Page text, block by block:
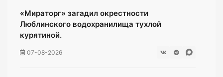
«Мираторг» загадил окрестности
Люблинского водохранилища тухлой
курятиной.
07-08-2026